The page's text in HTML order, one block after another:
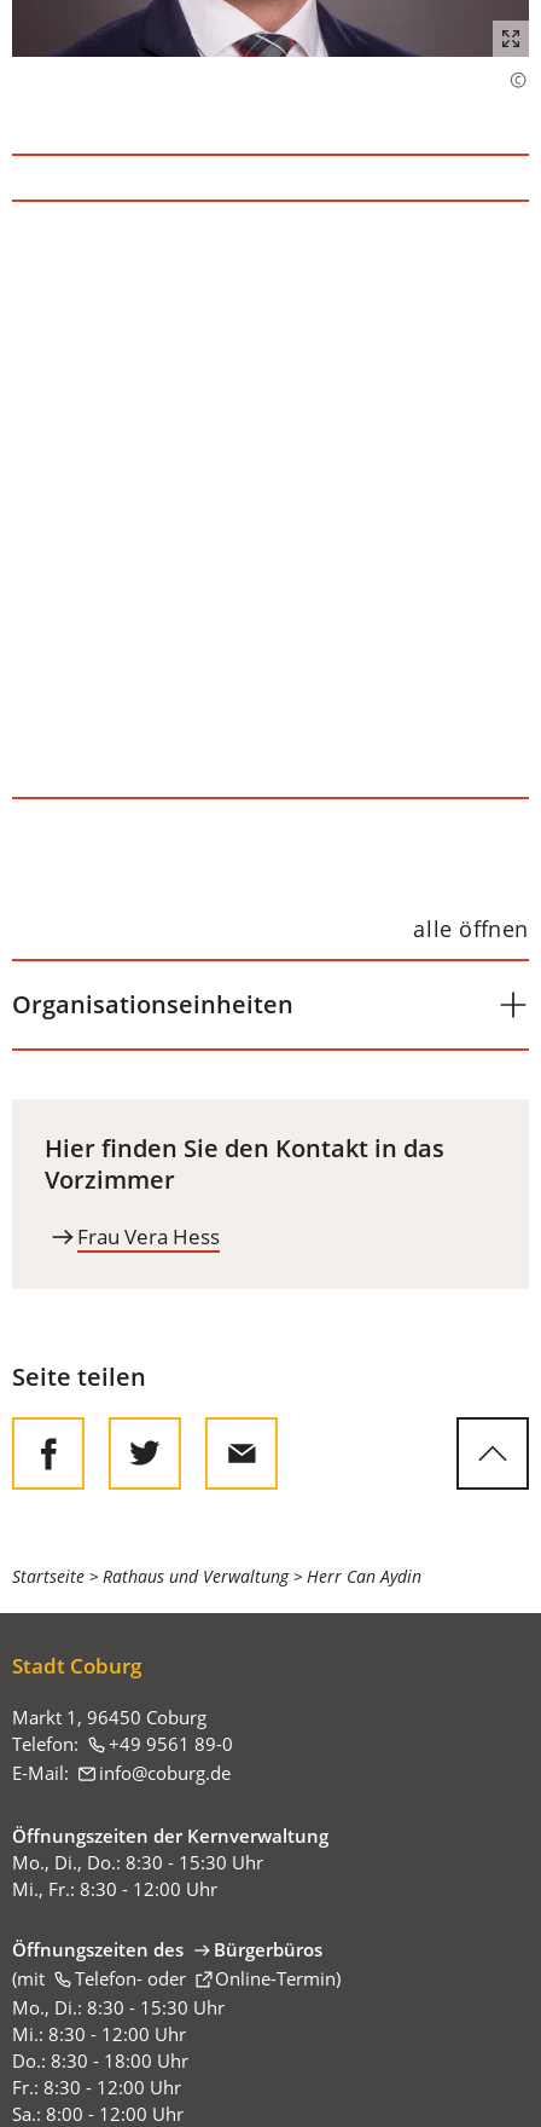
alle öffnen
Organisationseinheiten
Hier finden Sie den Kontakt in das
Vorzimmer
Frau Vera Hess
Seite teilen
Sie
befinden
sich
Startseite Rathaus und Verwaltung Herr Can Aydin
Stadt Coburg
Markt 1, 96450 Coburg
Telefon:
+49 9561 89-0
E-Mail:
info coburg de
Öffnungszeiten der Kernverwaltung
Mo., Di., Do.: 8:30 - 15:30 Uhr
Mi., Fr.: 8:30 - 12:00 Uhr
Öffnungszeiten des
Bürgerbüros
(mit
Telefon-oder Online-Termin
(Öffnet
in
einem
neuen
Tab)
)
Mo., Di.: 8:30 - 15:30 Uhr
Mi.: 8:30 - 12:00 Uhr
Do.: 8:30 - 18:00 Uhr
Fr.: 8:30 - 12:00 Uhr
Sa.: 8:00 - 12:00 Uhr